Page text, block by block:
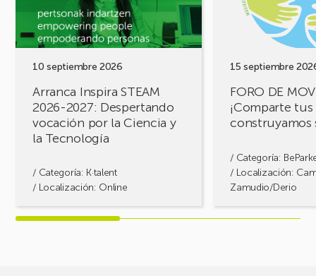
10 septiembre 2026
Arranca Inspira STEAM
2026-2027: Despertando
vocación por la Ciencia y
la Tecnología
/ Categoría: K·talent
/ Localización: Online
2027:
Despertando
vocación
Ciencia
Tecnología
15 septiembre
FORO DE
¡Comparte
construyamos
/ Categoría:
/ Localización:
Zamudio/Derio
¡Comparte
soluciones!